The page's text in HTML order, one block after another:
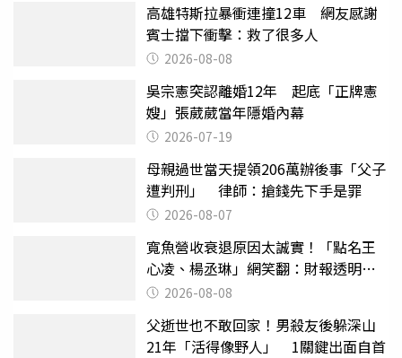
高雄特斯拉暴衝連撞12車 網友感謝
賓士擋下衝擊：救了很多人
2026-08-08
吳宗憲突認離婚12年 起底「正牌憲
嫂」張葳葳當年隱婚內幕
2026-07-19
母親過世當天提領206萬辦後事「父子
遭判刑」 律師：搶錢先下手是罪
2026-08-07
寬魚營收衰退原因太誠實！「點名王
心凌、楊丞琳」網笑翻：財報透明度
滿分2026-08-08
父逝世也不敢回家！男殺友後躲深山
21年「活得像野人」 1關鍵出面自首